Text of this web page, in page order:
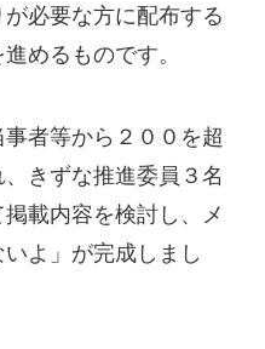
必要な方に配布する
めるものです。
者等から２００を超
きずな推進委員３名
載内容を検討し、メ
よ」が完成しまし